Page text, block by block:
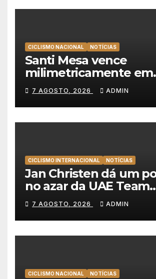
CICLISMO NACIONAL NOTÍCIAS
Santi Mesa vence
milimetricamente em
Albufeira, Rui Oliveira
mantém a amarela da
Portugal
7 AGOSTO, 2026 ADMIN
CICLISMO INTERNACIONAL NOTÍCIAS
Jan Christen dá um
no azar da UAE Team
Emirates e vence na
Polónia
7 AGOSTO, 2026 ADMIN
CICLISMO NACIONAL NOTÍCIAS